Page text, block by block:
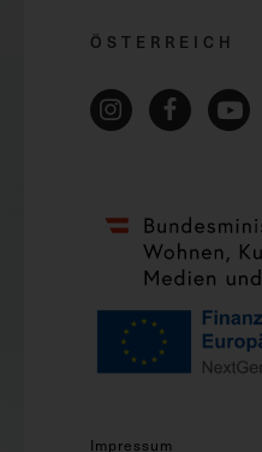
ÖSTERREICH
Impressum